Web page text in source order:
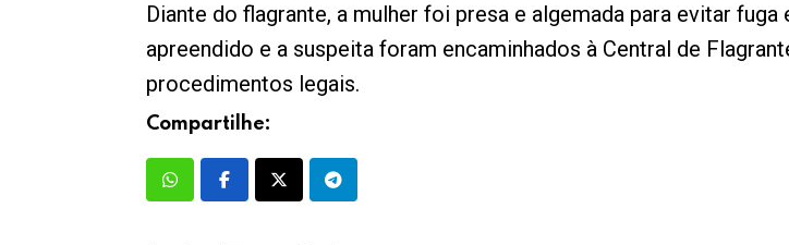
Diante do flagrante, a mulher foi presa e algemada para evitar
apreendido e a suspeita foram encaminhados à Central de
procedimentos legais.
Compartilhe: